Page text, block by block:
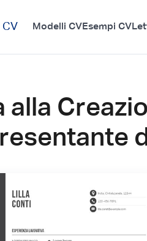
CV Modelli CVEsempi CV
alla